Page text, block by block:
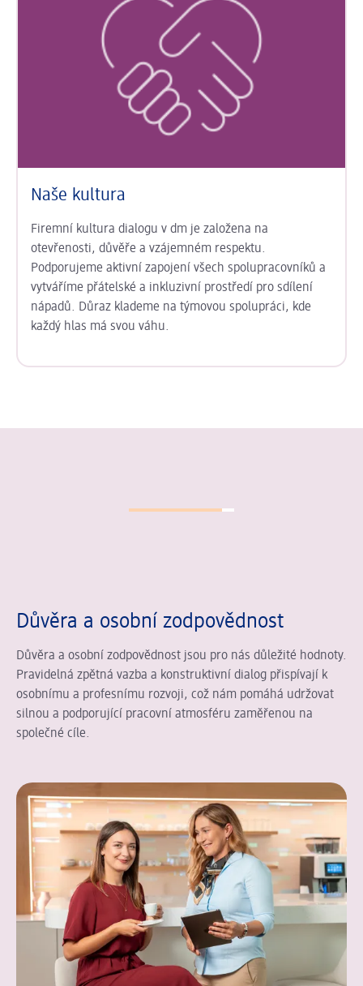
Naše kultura
Firemní kultura dialogu v dm je založena na
otevřenosti, důvěře a vzájemném respektu.
Podporujeme aktivní zapojení všech spolupracovníků a
vytváříme přátelské a inkluzivní prostředí pro sdílení
nápadů. Důraz klademe na týmovou spolupráci, kde
každý hlas má svou váhu.
Důvěra a osobní zodpovědnost
Důvěra a osobní zodpovědnost jsou pro nás důležité hodnoty.
Pravidelná zpětná vazba a konstruktivní dialog přispívají k
osobnímu a profesnímu rozvoji, což nám pomáhá udržovat
silnou a podporující pracovní atmosféru zaměřenou na
společné cíle.